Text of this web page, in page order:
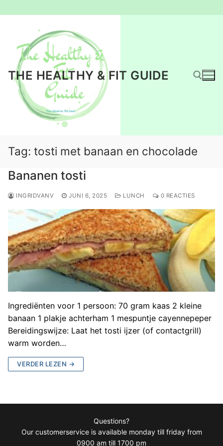
inhoud
THE HEALTHY & FIT GUIDE
Tag: tosti met banaan en chocolade
Bananen tosti
INGRIDVANV JUNI 6, 2025 LUNCH 0 REACTIES
Ingrediënten voor 1 persoon: 70 gram kaas 2 kleine
banaan 1 plakje achterham 1 mespuntje cayennepeper
Bereidingswijze: Laat het tosti ijzer (of contactgrill)
warm worden…
VERDER LEZEN →
Questions?
Our customerservice is available monday till friday from
0900 am till 1700 pm